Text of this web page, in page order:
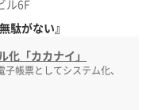
ル6F
駄がない』
「カカナイ」
帳票としてシステム化、